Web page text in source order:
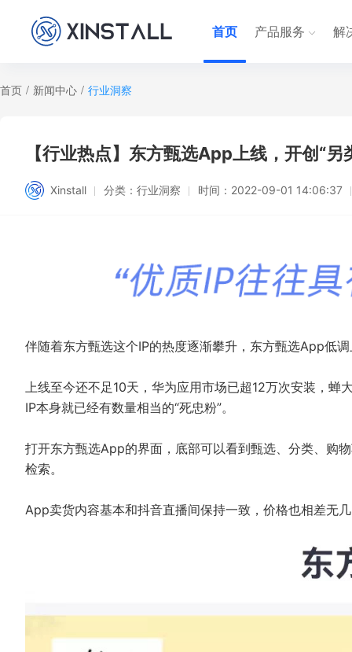
首页 产品服务 解
首页 / 新闻中心 / 行业洞察
【行业热点】东方甄选App上线，开创“另
Xinstall 分类： 行业洞察 时间： 2022-09-01 14:06:37
伴随着东方甄选这个IP的热度逐渐攀升，东方甄选App低
上线至今还不足10天，华为应用市场已超12万次安装，
IP本身就已经有数量相当的“死忠粉”。
打开东方甄选App的界面，底部可以看到甄选、分类、购
检索。
App卖货内容基本和抖音直播间保持一致，价格也相差无